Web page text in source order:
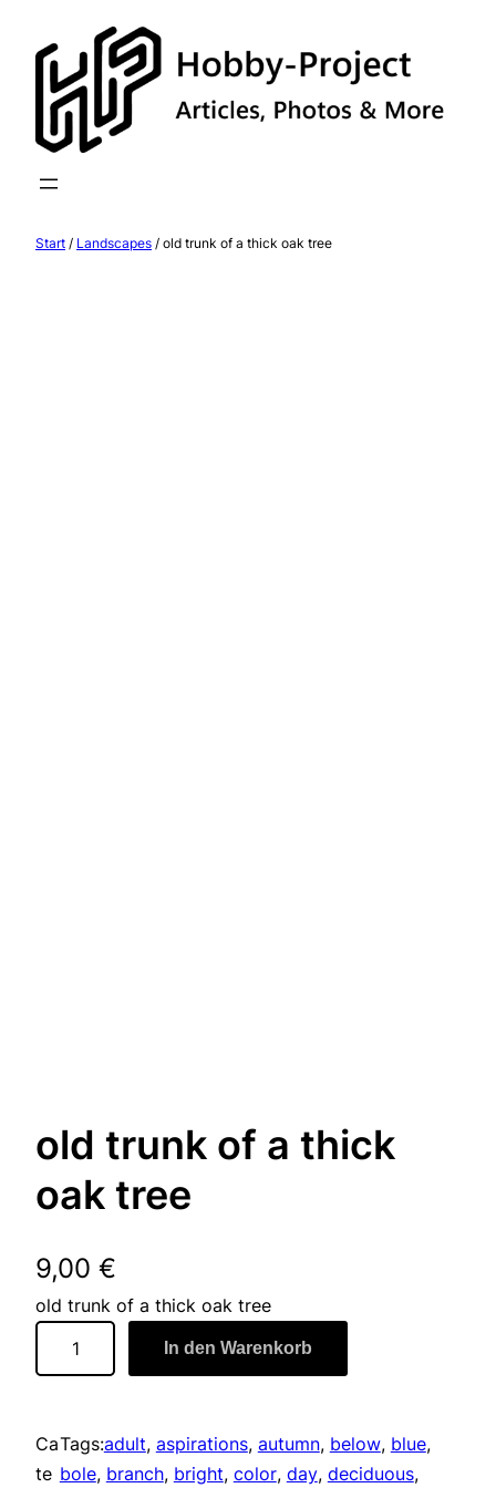
Start / Landscapes / old trunk of a thick oak tree
old trunk of a thick
oak tree
9,00 €
old trunk of a thick oak tree
r
In den Warenkorb
Ca
te
Tags:adult, aspirations, autumn, below, blue,
bole, branch, bright, color, day, deciduous,